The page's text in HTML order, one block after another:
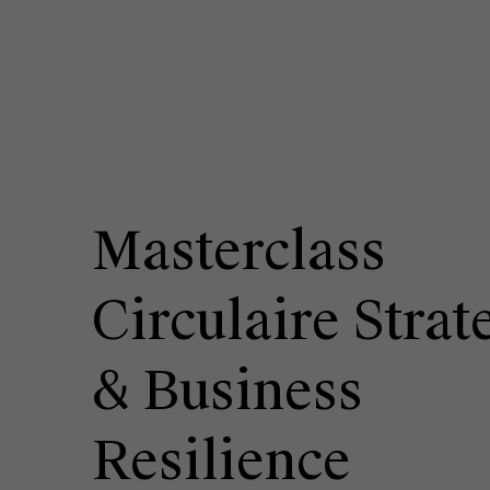
Masterclass
Circulaire
& Business
Resilience